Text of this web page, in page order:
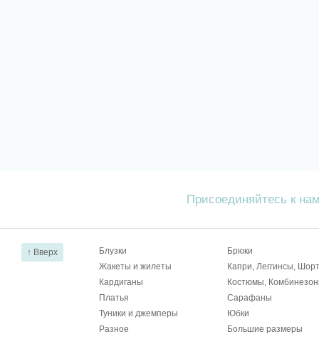
Присоединяйтесь к
↑ Вверх Блузки
Брюки
Жакеты и жилеты
Капри, Леггинсы,
Кардиганы
Костюмы,
Платья
Сарафаны
Туники и джемперы
Юбки
Разное
Большие размеры